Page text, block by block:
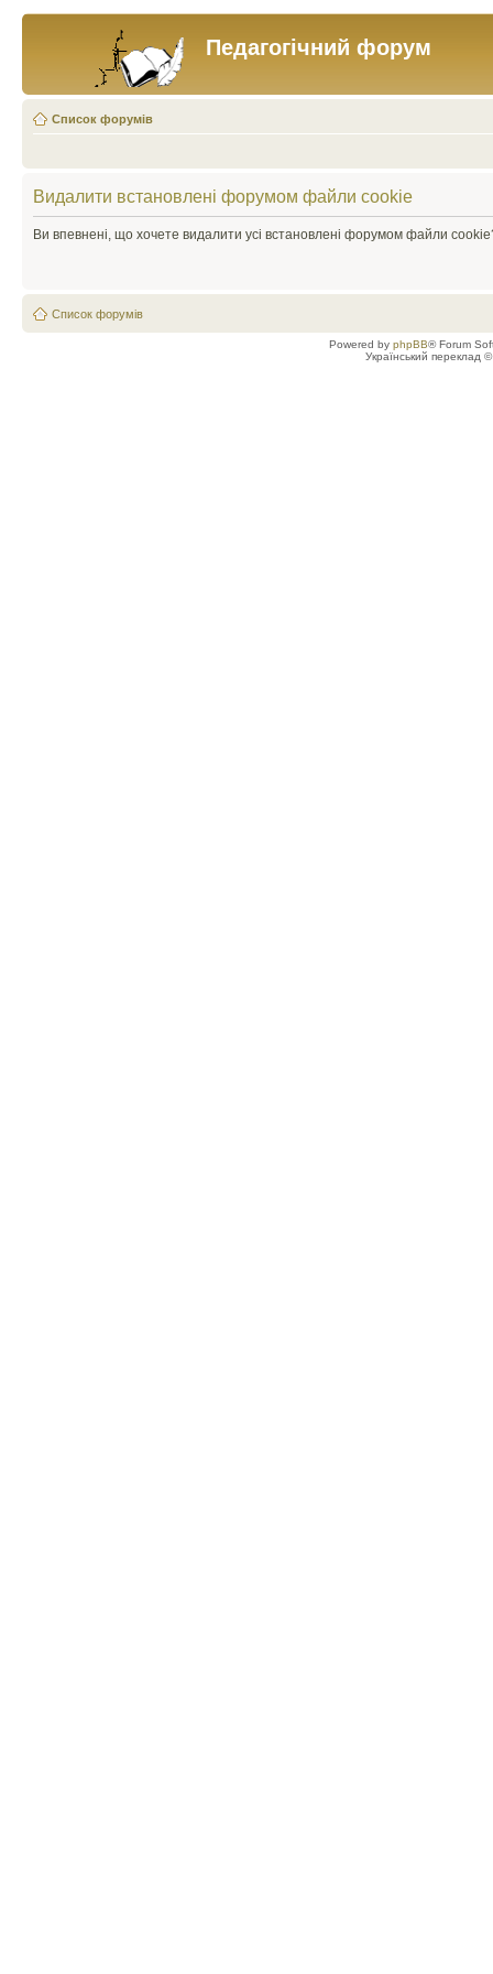
Педагогічний форум
Список форумів
Видалити встановлені форумом файли cookie
Ви впевнені, що хочете видалити усі встановлені форумом файли
Список форумів
Powered by phpBB® Forum
Український переклад